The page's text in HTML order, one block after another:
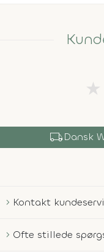
★
local_shippingDansk
Kontakt
Ofte stillede